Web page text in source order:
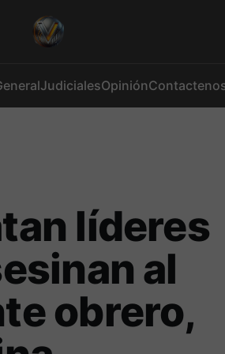
JudicialesOpinión
líderes
al
obrero,